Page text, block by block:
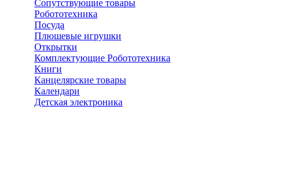
Сопутствующие товары
Робототехника
Посуда
Плюшевые игрушки
Открытки
Комплектующие Робототехника
Книги
Канцелярские товары
Календари
Детская электроника